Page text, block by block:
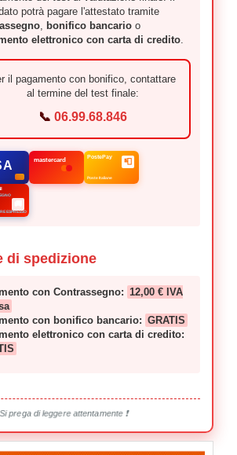
potrà pagare l'attestato tramite
, bonifico bancario o
elettronico con carta di credito.
il pagamento con bonifico, contattare
al termine del test finale:
📞 06.99.68.846
mastercard PostePay
Poste Italiane
📮
ESPRESSO
🚚
di spedizione
con Contrassegno: 12,00 € IVA
con bonifico bancario: GRATIS
elettronico con carta di credito:
Si prega di leggere attentamente ❗